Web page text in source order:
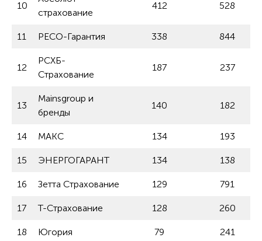
10
страхование
412 528
11 РЕСО-Гарантия 338 844
12
РСХБ-
Страхование
187 237
13
Mainsgroup и
бренды
140 182
14 МАКС 134 193
15 ЭНЕРГОГАРАНТ 134 138
16 Зетта Страхование 129 791
17 Т-Страхование 128 260
18 Югория 79 241